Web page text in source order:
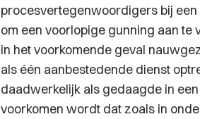
procesvertegenwoordigers bij
om een voorlopige gunning aan
in het voorkomende geval
als één aanbestedende dienst
daadwerkelijk als gedaagde in
voorkomen wordt dat zoals in